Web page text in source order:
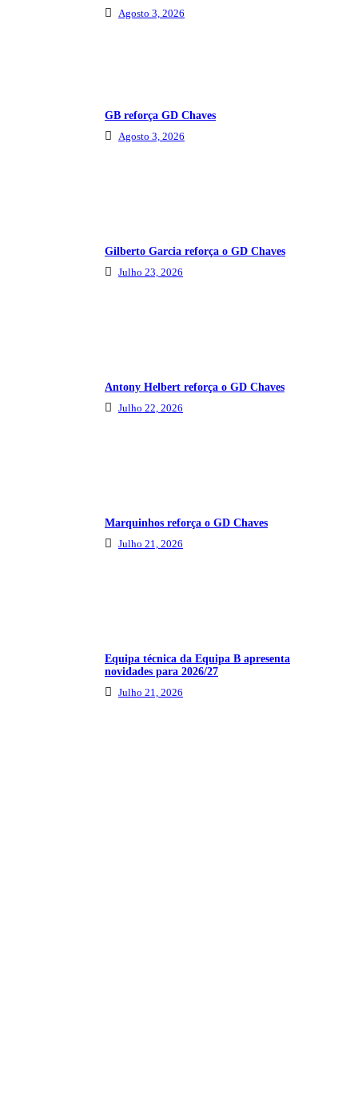
Agosto 3, 2026
GB reforça GD Chaves
Agosto 3, 2026
Gilberto Garcia reforça o GD Chaves
Julho 23, 2026
Antony Helbert reforça o GD Chaves
Julho 22, 2026
Marquinhos reforça o GD Chaves
Julho 21, 2026
Equipa técnica da Equipa B apresenta
novidades para 2026/27
Julho 21, 2026